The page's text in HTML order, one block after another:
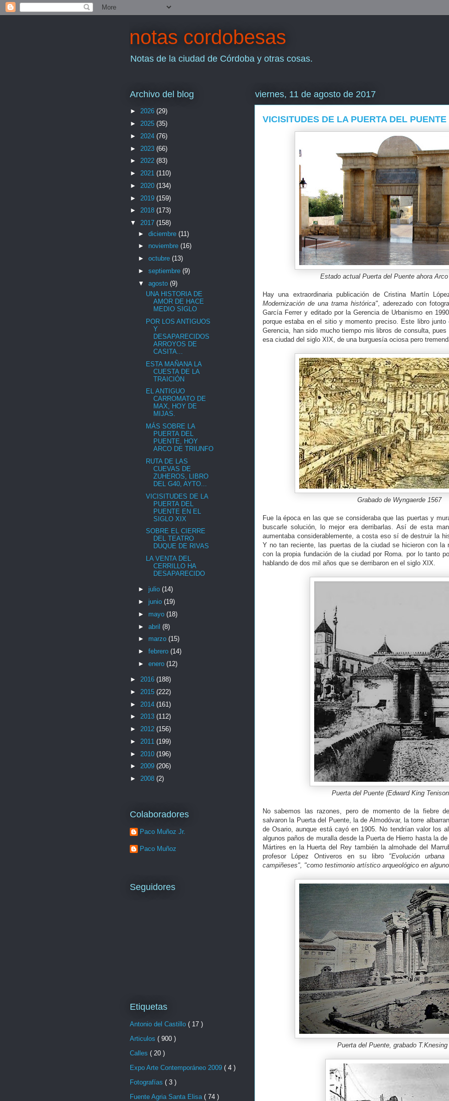
notas cordobesas
Notas de la ciudad de Córdoba y otras cosas.
viernes, 11 de agosto de 2017
VICISITUDES DE LA PUERTA DEL
Estado actual Puerta del Puente ahora
Hay una extraordinaria publicación de Cristina Martín
Modernización de una trama histórica", aderezado con
García Ferrer y editado por la Gerencia de Urbanismo en
porque estaba en el sitio y momento preciso. Este libro
Gerencia, han sido mucho tiempo mis libros de consulta, pues
esa ciudad del siglo XIX, de una burguesía ociosa pero
Grabado de Wyngaerde 1567
Fue la época en las que se consideraba que las puertas y
buscarle solución, lo mejor era derribarlas. Así de esta
aumentaba considerablemente, a costa eso sí de destruir la
Y no tan reciente, las puertas de la ciudad se hicieron con la
con la propia fundación de la ciudad por Roma. por lo tanto
hablando de dos mil años que se derribaron en el siglo XIX.
Puerta del Puente (Edward King
No sabemos las razones, pero de momento de la fiebre
salvaron la Puerta del Puente, la de Almodóvar, la torre
de Osario, aunque está cayó en 1905. No tendrían valor los
algunos paños de muralla desde la Puerta de Hierro hasta la
Mártires en la Huerta del Rey también la almohade del
profesor López Ontiveros en su libro "Evolución
campiñeses", "como testimonio artístico arqueológico en
Puerta del Puente, grabado T.Knesing
Archivo del blog
► 2026 (29)
► 2025 (35)
► 2024 (76)
► 2023 (66)
► 2022 (83)
► 2021 (110)
► 2020 (134)
► 2019 (159)
► 2018 (173)
▼ 2017 (158)
► diciembre (11)
► noviembre (16)
► octubre (13)
► septiembre (9)
▼ agosto (9)
UNA HISTORIA DE
AMOR DE HACE
MEDIO SIGLO
POR LOS ANTIGUOS
Y
DESAPARECIDOS
ARROYOS DE
CASITA...
ESTA MAÑANA LA
CUESTA DE LA
TRAICIÓN
EL ANTIGUO
CARROMATO DE
MAX, HOY DE
MIJAS.
MÁS SOBRE LA
PUERTA DEL
PUENTE, HOY
ARCO DE TRIUNFO
RUTA DE LAS
CUEVAS DE
ZUHEROS, LIBRO
DEL G40, AYTO...
VICISITUDES DE LA
PUERTA DEL
PUENTE EN EL
SIGLO XIX
SOBRE EL CIERRE
DEL TEATRO
DUQUE DE RIVAS
LA VENTA DEL
CERRILLO HA
DESAPARECIDO
► julio (14)
► junio (19)
► mayo (18)
► abril (8)
► marzo (15)
► febrero (14)
► enero (12)
► 2016 (188)
► 2015 (222)
► 2014 (161)
► 2013 (112)
► 2012 (156)
► 2011 (199)
► 2010 (196)
► 2009 (206)
► 2008 (2)
Colaboradores
Paco Muñoz Jr.
Paco Muñoz
Seguidores
Etiquetas
Antonio del Castillo ( 17 )
Articulos ( 900 )
Calles ( 20 )
Expo Arte Contemporáneo 2009 ( 4 )
Fotografías ( 3 )
Fuente Agria Santa Elisa ( 74 )